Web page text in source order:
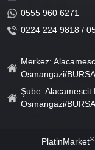
0555 960 6271
0224 224 9818 /
Merkez:
Osmangazi/BURSA
Şube: Alacamescit
Osmangazi/BURSA
PlatinMarket®